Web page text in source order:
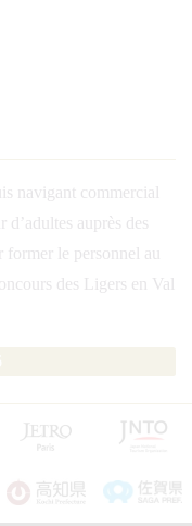
navigant commercial
auprès des
former le personnel au
des Ligers en Val